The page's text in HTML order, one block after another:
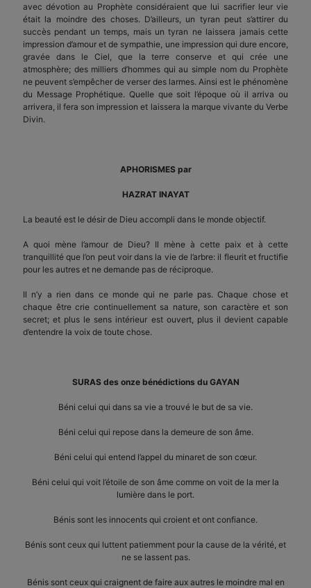
avec dévotion au Prophète considéraient que lui sacrifier leur vie
était la moindre des choses. D’ailleurs, un tyran peut s’attirer du
succès pendant un temps, mais un tyran ne laissera jamais cette
impression d’amour et de sympathie, une impression qui dure encore,
gravée dans le Ciel, que la terre conserve et qui crée une
atmosphère; des milliers d’hommes qui au simple nom du Prophète
ne peuvent s’empêcher de verser des larmes. Ainsi est le phénomène
du Message Prophétique. Quelle que soit l’époque où il arriva ou
arrivera, il fera son impression et laissera la marque vivante du Verbe
Divin.
APHORISMES par
HAZRAT INAYAT
La beauté est le désir de Dieu accompli dans le monde objectif.
A quoi mène l’amour de Dieu? Il mène à cette paix et à cette
tranquillité que l’on peut voir dans la vie de l’arbre: il fleurit et fructifie
pour les autres et ne demande pas de réciproque.
Il n’y a rien dans ce monde qui ne parle pas. Chaque chose et
chaque être crie continuellement sa nature, son caractère et son
secret; et plus le sens intérieur est ouvert, plus il devient capable
d’entendre la voix de toute chose.
SURAS des onze bénédictions du GAYAN
Béni celui qui dans sa vie a trouvé le but de sa vie.
Béni celui qui repose dans la demeure de son âme.
Béni celui qui entend l’appel du minaret de son cœur.
Béni celui qui voit l’étoile de son âme comme on voit de la mer la
lumière dans le port.
Bénis sont les innocents qui croient et ont confiance.
Bénis sont ceux qui luttent patiemment pour la cause de la vérité, et
ne se lassent pas.
Bénis sont ceux qui craignent de faire aux autres le moindre mal en